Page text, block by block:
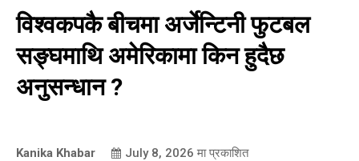
विश्वकपकै बीचमा अर्जेन्टिनी फुटबल
सङ्घमाथि अमेरिकामा किन हुदैछ
अनुसन्धान ?
Kanika Khabar July 8, 2026 मा प्रकाशित